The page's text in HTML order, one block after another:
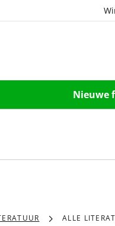
Nieuwe
ALLE